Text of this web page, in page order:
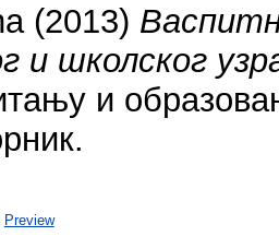
(2013)
и школског
и
Preview